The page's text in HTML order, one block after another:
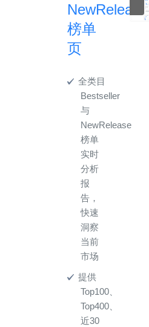
NewRelease
榜单
页
全类目
Bestseller
与
NewRelease
榜单
实时
分析
报
告，
快速
洞察
当前
市场
提供
Top100、
Top400、
近30